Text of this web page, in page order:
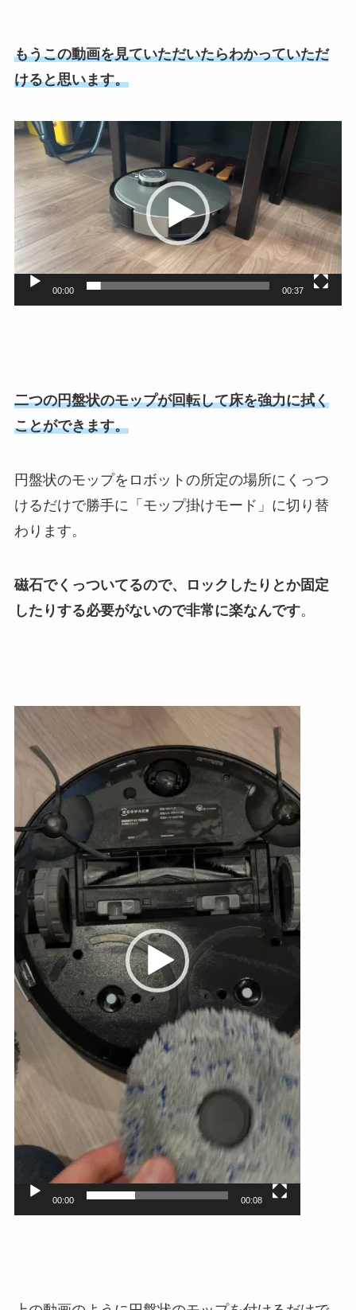
もうこの動画を見ていただいたらわかっていただ
けると思います。
動
画
プ
レ
ー
ヤ
00:00 00:37
二つの円盤状のモップが回転して床を強力に拭く
ことができます。
円盤状のモップをロボットの所定の場所にくっつ
けるだけで勝手に「モップ掛けモード」に切り替
わります。
磁石でくっついてるので、ロックしたりとか固定
したりする必要がないので非常に楽なんです。
プ
ー
ヤ
ー
00:00 00:08